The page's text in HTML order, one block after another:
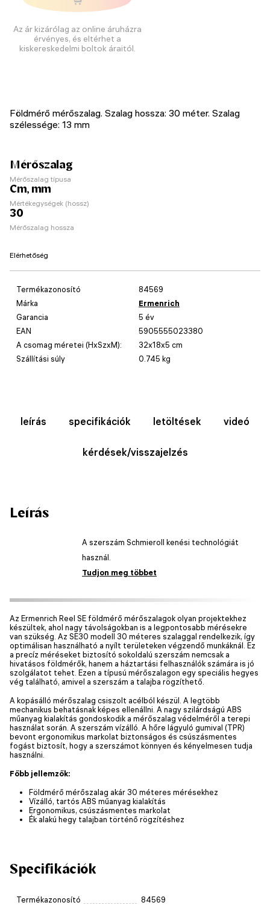
Az ár kizárólag az online áruházra
érvényes, és eltérhet a
kiskereskedelmi boltok áraitól.
Földmérő mérőszalag. Szalag hossza: 30 méter. Szalag
szélessége: 13 mm
Mérőszalag
Mérőszalag típusa
Cm, mm
Mértékegységek (hossz)
30
Mérőszalag hossza
Elérhetőség
Termékazonosító
84569
Márka
Ermenrich
Garancia
5 év
EAN
5905555023380
A csomag méretei (HxSzxM):
32x18x5 cm
Szállítási súly
0.745 kg
leírás specifikációk letöltések videó
kérdések/visszajelzés
Leírás
A szerszám Schmieroll kenési technológiát
használ.
Tudjon meg többet
Az Ermenrich Reel SE földmérő mérőszalagok olyan projektekhez
készültek, ahol nagy távolságokban is a legpontosabb mérésekre
van szükség. Az SE30 modell 30 méteres szalaggal rendelkezik, így
optimálisan használható a nyílt területeken végzendő munkáknál. Ez
a precíz méréseket biztosító sokoldalú szerszám nemcsak a
hivatásos földmérők, hanem a háztartási felhasználók számára is jó
szolgálatot tehet. Ezen a típusú mérőszalagon egy speciális hegyes
vég található, amivel a szerszám a talajba rögzíthető.
A kopásálló mérőszalag csiszolt acélból készül. A legtöbb
mechanikus behatásnak képes ellenállni. A nagy szilárdságú ABS
műanyag kialakítás gondoskodik a mérőszalag védelméről a terepi
használat során. A szerszám vízálló. A hőre lágyuló gumival (TPR)
bevont ergonomikus markolat biztonságos és csúszásmentes
fogást biztosít, hogy a szerszámot könnyen és kényelmesen tudja
használni.
Főbb jellemzők:
Földmérő mérőszalag akár 30 méteres mérésekhez
Vízálló, tartós ABS műanyag kialakítás
Ergonomikus, csúszásmentes markolat
Ék alakú hegy talajban történő rögzítéshez
Specifikációk
Termékazonosító 84569